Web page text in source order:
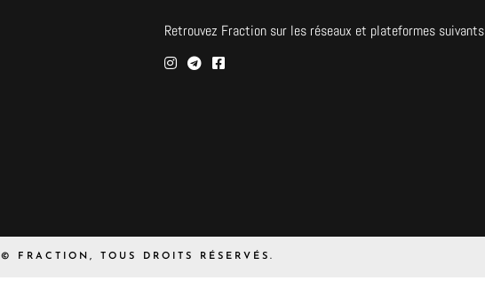
Retrouvez Fraction sur les réseaux et plateformes suivants
© FRACTION, TOUS DROITS RÉSERVÉS.